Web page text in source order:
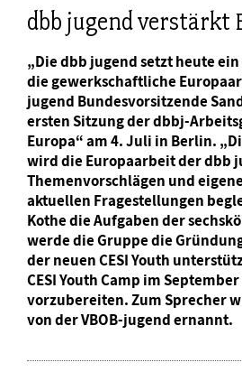
dbb jugend verstärkt
„Die dbb jugend setzt heute
die gewerkschaftliche
jugend Bundesvorsitzende
ersten Sitzung der dbbj-
Europa“ am 4. Juli in Berlin.
wird die Europaarbeit der dbb
Themenvorschlägen und
aktuellen Fragestellungen
Kothe die Aufgaben der
werde die Gruppe die
der neuen CESI Youth
CESI Youth Camp im
vorzubereiten. Zum Sprecher
von der VBOB-jugend ernannt.